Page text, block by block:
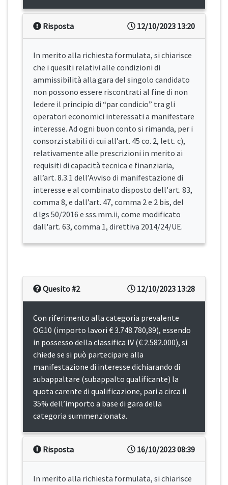
12/10/2023 13:20
Risposta
In merito alla richiesta formulata, si chiarisce
che i quesiti relativi alle condizioni di
ammissibilità alla gara del singolo candidato
non possono essere riscontrati al fine di non
ledere il principio di “par condicio” tra gli
operatori economici interessati a manifestare
interesse. Ad ogni buon conto si rimanda, per i
consorzi stabili di cui all’art. 45 co. 2, lett. c),
relativamente alle prescrizioni in merito ai
requisiti di capacità tecnica e finanziaria,
all’art. 8.3.1 dell’Avviso di manifestazione di
interesse e al combinato disposto dell'art. 83,
comma 8, e dall’art. 47, comma 2 e 2 bis, del
d.lgs 50/2016 e sss.mm.ii, come modificato
dall'art. 63, comma 1, direttiva 2014/24/UE.
12/10/2023 13:28
Quesito #2
Con riferimento alla categoria prevalente
OG10 (importo lavori € 3.748.780,89), essendo
in possesso della classifica IV (€ 2.582.000), si
chiede se si può partecipare alla
manifestazione di interesse dichiarando di
subappaltare (subappalto qualificante) la
quota carente di qualificazione, pari a circa il
35% dell’importo a base di gara della
categoria summenzionata.
16/10/2023 08:39
Risposta
In merito alla richiesta formulata, si chiarisce